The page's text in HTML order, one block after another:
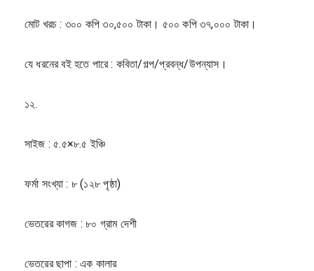
মোট খরচ : ৩০০ কপি ৩০,৫০০ টাকা। ৫০০ কপি ৩৭,০০০ টাকা।
যে ধরনের বই হতে পারে : কবিতা/গল্প/প্রবন্ধ/উপন্যাস।
১২.
সাইজ : ৫.৫×৮.৫ ইঞ্চি
ফর্মা সংখ্যা : ৮ (১২৮ পৃষ্ঠা)
ভেতরের কাগজ : ৮০ গ্রাম দেশী
ভেতরের ছাপা : এক কালার